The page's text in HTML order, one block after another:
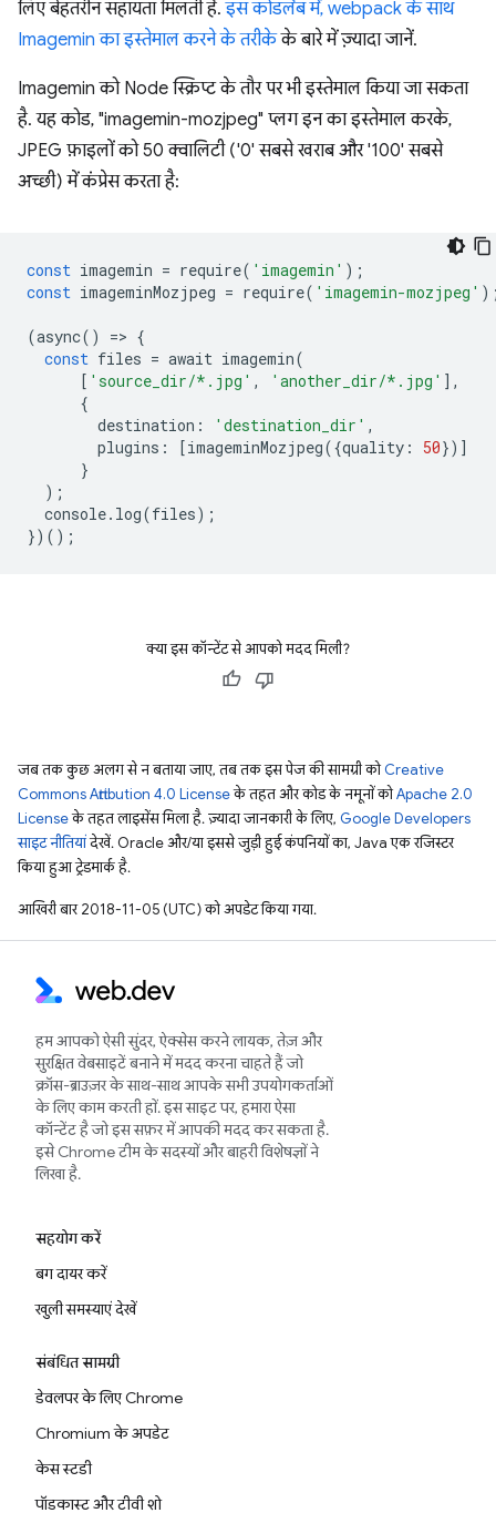
लिए बेहतरीन सहायता मिलती है.इस कोडलैब में, webpack के साथ
Imagemin का इस्तेमाल करने के तरीकेके बारे में ज़्यादा जानें.
Imagemin को Node स्क्रिप्ट के तौर पर भी इस्तेमाल किया जा सकता
है. यह कोड, "imagemin-mozjpeg" प्लग इन का इस्तेमाल करके,
JPEG फ़ाइलों को 50 क्वालिटी ('0' सबसे खराब और '100' सबसे
अच्छी) में कंप्रेस करता है:
const imagemin = require( 'imagemin' );
const imageminMozjpeg = require( 'imagemin-mozjpeg'
(async() => {
const files = await imagemin(
[ 'source_dir/*.jpg' , 'another_dir/*.jpg' ],
{
destination : 'destination_dir' ,
plugins : [imageminMozjpeg({quality : 50})]
}
);
console. log(files);
})();
क्या इस कॉन्टेंट से आपको मदद मिली?
जब तक कुछ अलग से न बताया जाए, तब तक इस पेज की सामग्री कोCreative
Commons Attribution 4.0 Licenseके तहत और कोड के नमूनों कोApache 2.0
Licenseके तहत लाइसेंस मिला है. ज़्यादा जानकारी के लिए, Google Developers
साइट नीतियांदेखें. Oracle और/या इससे जुड़ी हुई कंपनियों का, Java एक रजिस्टर
किया हुआ ट्रेडमार्क है.
आखिरी बार 2018-11-05 (UTC) को अपडेट किया गया.
हम आपको ऐसी सुंदर, ऐक्सेस करने लायक, तेज़ और
सुरक्षित वेबसाइटें बनाने में मदद करना चाहते हैं जो
क्रॉस-ब्राउज़र के साथ-साथ आपके सभी उपयोगकर्ताओं
के लिए काम करती हों. इस साइट पर, हमारा ऐसा
कॉन्टेंट है जो इस सफ़र में आपकी मदद कर सकता है.
इसे Chrome टीम के सदस्यों और बाहरी विशेषज्ञों ने
लिखा है.
सहयोग करें
बग दायर करें
खुली समस्याएं देखें
संबंधित सामग्री
डेवलपर के लिए Chrome
Chromium के अपडेट
केस स्टडी
पॉडकास्ट और टीवी शो